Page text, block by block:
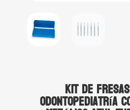
Kit de
Odontopediatría